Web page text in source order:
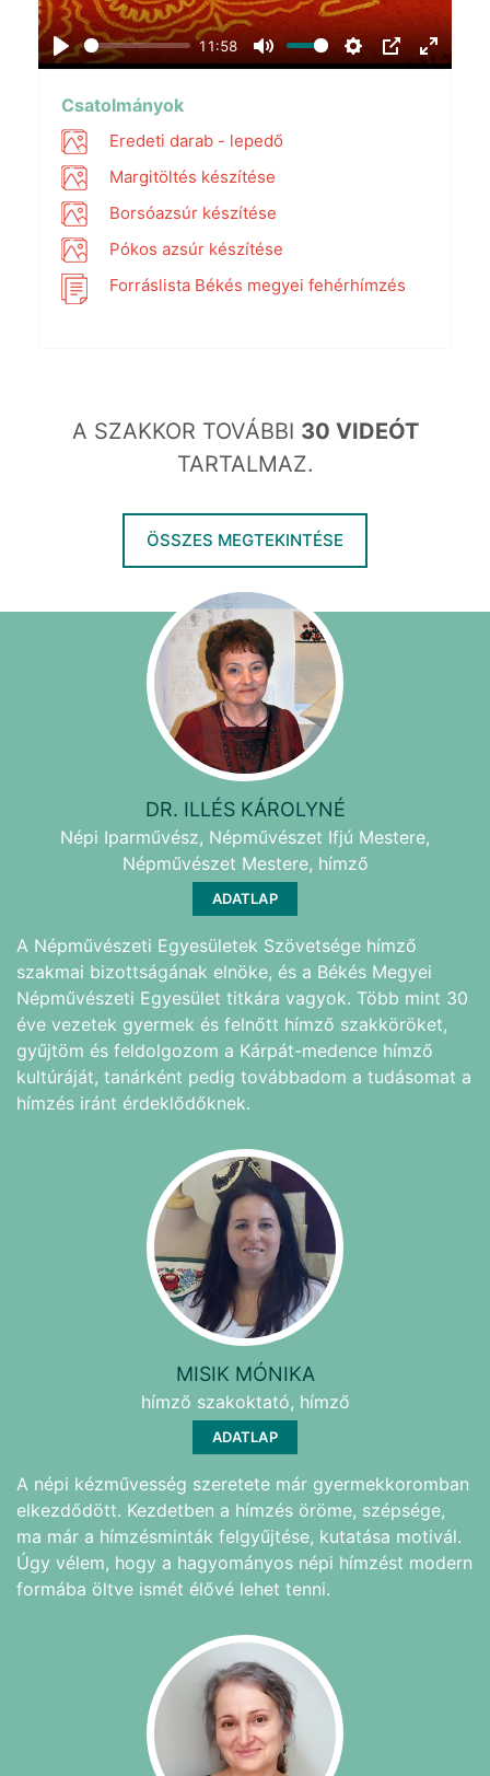
Play
11:58
Mute Settings
PIP Enter
Csatolmányok
Eredeti darab - lepedő
Margitöltés készítése
Borsóazsúr készítése
Pókos azsúr készítése
Forráslista Békés megyei fehérhímzés
A SZAKKOR TOVÁBBI 30 VIDEÓT
TARTALMAZ.
ÖSSZES MEGTEKINTÉSE
DR. ILLÉS KÁROLYNÉ
Népi Iparművész, Népművészet Ifjú Mestere,
Népművészet Mestere, hímző
ADATLAP
A Népművészeti Egyesületek Szövetsége hímző
szakmai bizottságának elnöke, és a Békés Megyei
Népművészeti Egyesület titkára vagyok. Több mint 30
éve vezetek gyermek és felnőtt hímző szakköröket,
gyűjtöm és feldolgozom a Kárpát-medence hímző
kultúráját, tanárként pedig továbbadom a tudásomat a
hímzés iránt érdeklődőknek.
MISIK MÓNIKA
hímző szakoktató, hímző
ADATLAP
A népi kézművesség szeretete már gyermekkoromban
elkezdődött. Kezdetben a hímzés öröme, szépsége,
ma már a hímzésminták felgyűjtése, kutatása motivál.
Úgy vélem, hogy a hagyományos népi hímzést modern
formába öltve ismét élővé lehet tenni.